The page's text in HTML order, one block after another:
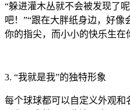
“躲进灌木丛就不会被发现了
吧！”“跟在大胖纸身边，好像
你的指尖，而小小的快乐生在
3. “我就是我”的独特形象
每个球球都可以自定义外观和